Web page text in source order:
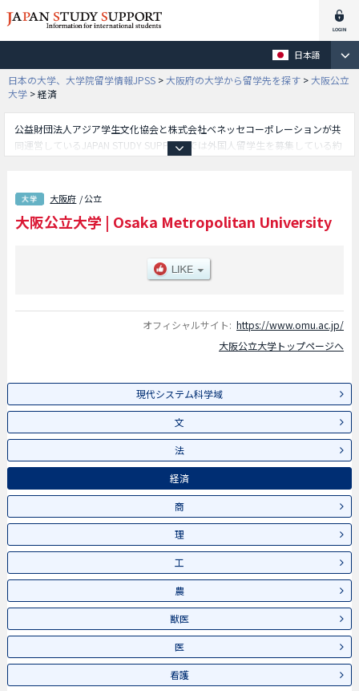
日本語
日本の大学、大学院留学情報JPSS >大阪府の大学から留学先を探す >大阪公立
大学 >経済
公益財団法人アジア学生文化協会と株式会社ベネッセコーポレーションが共
同運営しているJAPAN STUDY SUPPORTでは外国人留学生を募集している約
学域学部や文学部や法学部や経済学部や商学部や理学部や工学部や農学部や
獣医学部や医学部や看護学部や生活科学部等、学部別情報や、募集定員や合
格者数など入試情報、施設案内、アクセスなど外国人留学生に必要な情報を
大阪府 / 公立
大阪公立大学 | Osaka Metropolitan University
オフィシャルサイト: https://www.omu.ac.jp/
大阪公立大学トップページへ
現代システム科学域
文
法
経済
商
理
工
農
獣医
医
看護